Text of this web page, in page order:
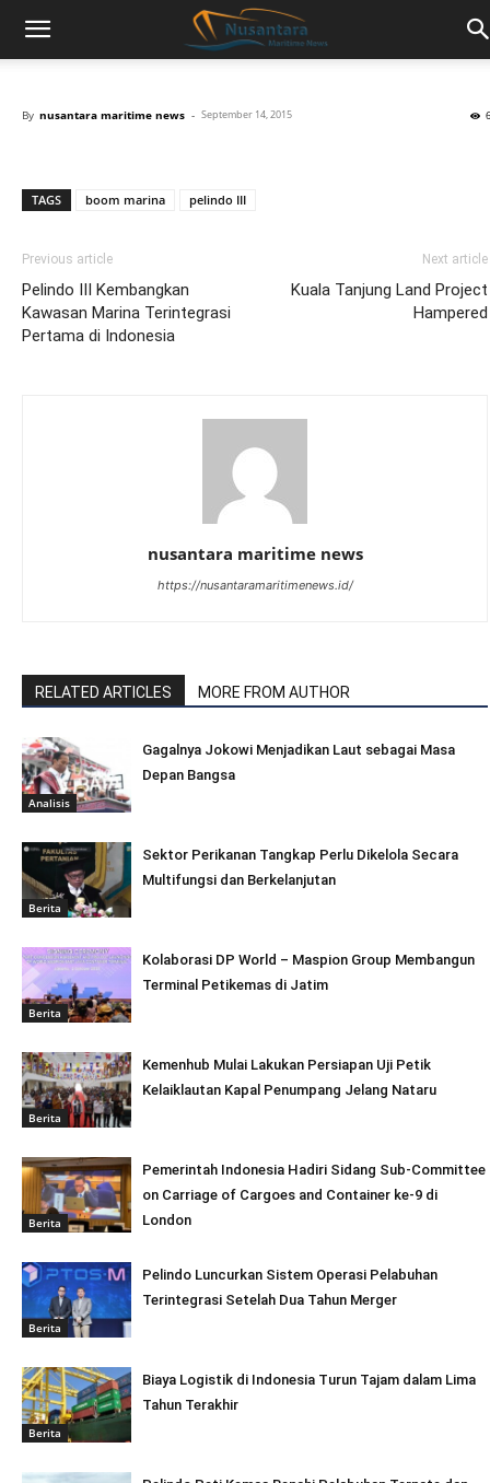
By nusantara maritime news - September 14, 2015
TAGS boom marina pelindo III
Previous article
Pelindo III Kembangkan
Kawasan Marina Terintegrasi
Pertama di Indonesia
Next article
Kuala Tanjung Land Project
Hampered
nusantara maritime news
https://nusantaramaritimenews.id/
RELATED ARTICLES MORE FROM AUTHOR
Analisis
Gagalnya Jokowi Menjadikan Laut sebagai Masa
Depan Bangsa
Berita
Sektor Perikanan Tangkap Perlu Dikelola Secara
Multifungsi dan Berkelanjutan
Berita
Kolaborasi DP World – Maspion Group Membangun
Terminal Petikemas di Jatim
Berita
Kemenhub Mulai Lakukan Persiapan Uji Petik
Kelaiklautan Kapal Penumpang Jelang Nataru
Berita
Pemerintah Indonesia Hadiri Sidang Sub-Committee
on Carriage of Cargoes and Container ke-9 di
London
Berita
Pelindo Luncurkan Sistem Operasi Pelabuhan
Terintegrasi Setelah Dua Tahun Merger
Berita
Biaya Logistik di Indonesia Turun Tajam dalam Lima
Tahun Terakhir